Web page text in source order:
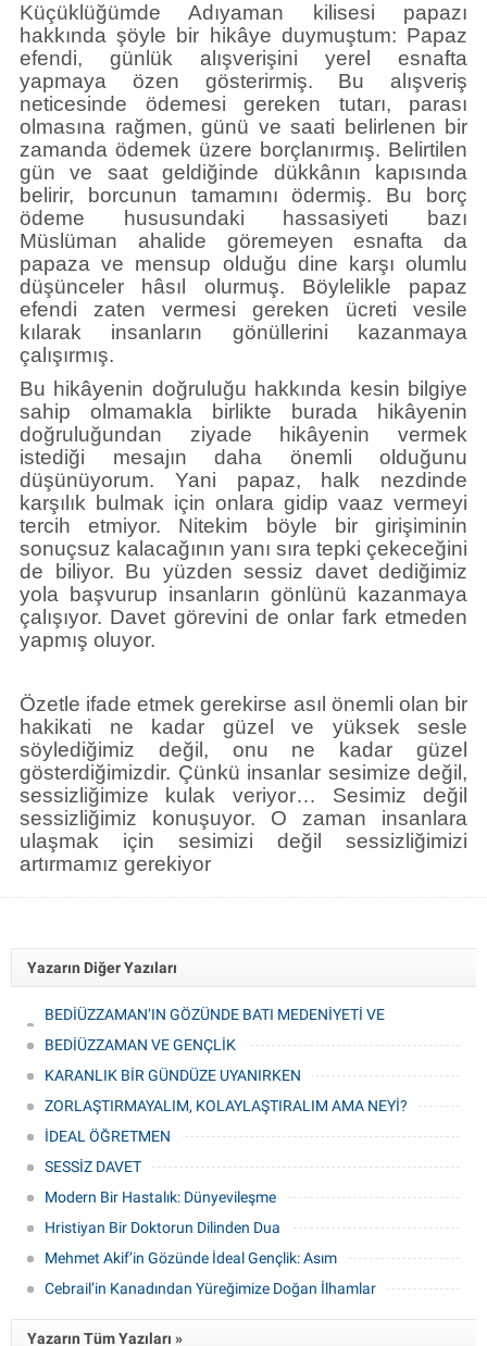
Küçüklüğümde Adıyaman kilisesi papazı
hakkında şöyle bir hikâye duymuştum: Papaz
efendi, günlük alışverişini yerel esnafta
yapmaya özen gösterirmiş. Bu alışveriş
neticesinde ödemesi gereken tutarı, parası
olmasına rağmen, günü ve saati belirlenen bir
zamanda ödemek üzere borçlanırmış. Belirtilen
gün ve saat geldiğinde dükkânın kapısında
belirir, borcunun tamamını ödermiş. Bu borç
ödeme hususundaki hassasiyeti bazı
Müslüman ahalide göremeyen esnafta da
papaza ve mensup olduğu dine karşı olumlu
düşünceler hâsıl olurmuş. Böylelikle papaz
efendi zaten vermesi gereken ücreti vesile
kılarak insanların gönüllerini kazanmaya
çalışırmış.
Bu hikâyenin doğruluğu hakkında kesin bilgiye
sahip olmamakla birlikte burada hikâyenin
doğruluğundan ziyade hikâyenin vermek
istediği mesajın daha önemli olduğunu
düşünüyorum. Yani papaz, halk nezdinde
karşılık bulmak için onlara gidip vaaz vermeyi
tercih etmiyor. Nitekim böyle bir girişiminin
sonuçsuz kalacağının yanı sıra tepki çekeceğini
de biliyor. Bu yüzden sessiz davet dediğimiz
yola başvurup insanların gönlünü kazanmaya
çalışıyor. Davet görevini de onlar fark etmeden
yapmış oluyor.
Özetle ifade etmek gerekirse asıl önemli olan bir
hakikati ne kadar güzel ve yüksek sesle
söylediğimiz değil, onu ne kadar güzel
gösterdiğimizdir. Çünkü insanlar sesimize değil,
sessizliğimize kulak veriyor… Sesimiz değil
sessizliğimiz konuşuyor. O zaman insanlara
ulaşmak için sesimizi değil sessizliğimizi
artırmamız gerekiyor
Yazarın Diğer Yazıları
BEDİÜZZAMAN’IN GÖZÜNDE BATI MEDENİYETİ VE
FELSEFESİ
BEDİÜZZAMAN VE GENÇLİK
KARANLIK BİR GÜNDÜZE UYANIRKEN
ZORLAŞTIRMAYALIM, KOLAYLAŞTIRALIM AMA NEYİ?
İDEAL ÖĞRETMEN
SESSİZ DAVET
Modern Bir Hastalık: Dünyevileşme
Hristiyan Bir Doktorun Dilinden Dua
Mehmet Akif’in Gözünde İdeal Gençlik: Asım
Cebrail’in Kanadından Yüreğimize Doğan İlhamlar
Yazarın Tüm Yazıları »